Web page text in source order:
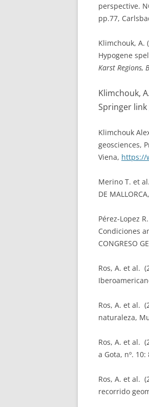
perspective.
pp.77,
Klimchouk, A.
Hypogene
Karst Regions,
Klimchouk,
Springer link
Klimchouk
geosciences,
Viena, https://
Merino T. et al.
DE
Pérez-Lopez
Condiciones
CONGRESO
Ros, A. et al.
Ros, A. et al.
naturaleza,
Ros, A. et al.
a Gota, nº.
Ros, A. et al.
recorrido